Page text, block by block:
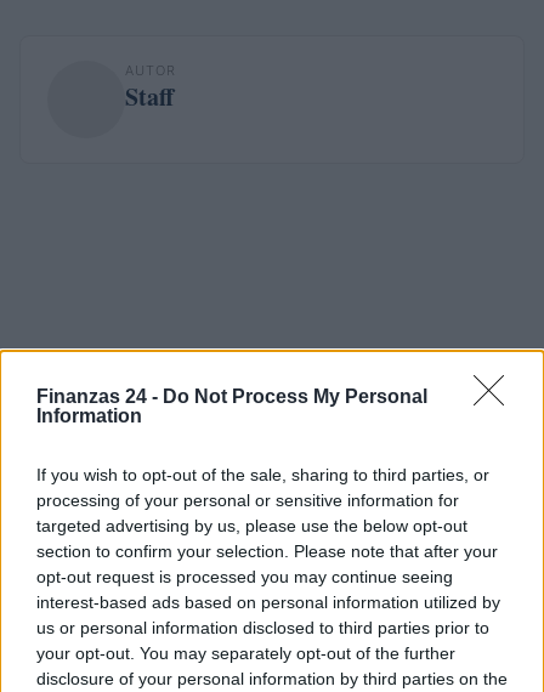
Finanzas 24 - Do Not Process My Personal
Information
If you wish to opt-out of the sale, sharing to third parties, or
processing of your personal or sensitive information for
targeted advertising by us, please use the below opt-out
section to confirm your selection. Please note that after your
opt-out request is processed you may continue seeing
interest-based ads based on personal information utilized by
us or personal information disclosed to third parties prior to
your opt-out. You may separately opt-out of the further
disclosure of your personal information by third parties on the
AUTOR
Staff